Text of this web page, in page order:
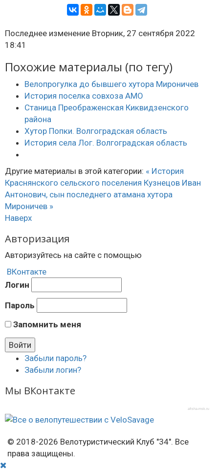
Последнее изменение Вторник, 27 сентября 2022
18:41
Похожие материалы (по тегу)
Велопрогулка до бывшего хутора Мироничев
История поселка совхоза АМО
Станица Преображенская Киквидзенского
района
Хутор Попки. Волгоградская область
История села Лог. Волгоградская область
Другие материалы в этой категории: « История
Краснянского сельского поселения Кузнецов Иван
Антонович, сын последнего атамана хутора
Мироничев »
Наверх
Авторизация
Авторизуйтесь на сайте с помощью
ВКонтакте
Логин
Пароль
Запомнить меня
Забыли пароль?
Забыли логин?
Мы ВКонтакте
afisha-msk.ru
© 2018-2026 Велотуристический Клуб "34". Все
права защищены.